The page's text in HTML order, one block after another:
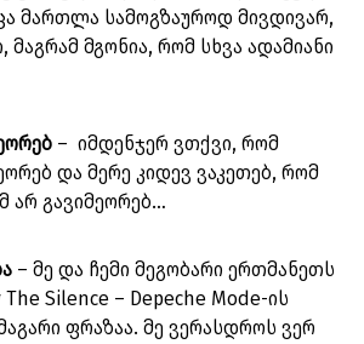
მართლა სამოგზაუროდ მივდივარ,
მგონია, რომ სხვა ადამიანი
– იმდენჯერ ვთქვი, რომ
და მერე კიდევ ვაკეთებ, რომ
არ გავიმეორებ…
– მე და ჩემი მეგობარი ერთმანეთს
Silence – Depeche Mode-ის
ფრაზაა. მე ვერასდროს ვერ